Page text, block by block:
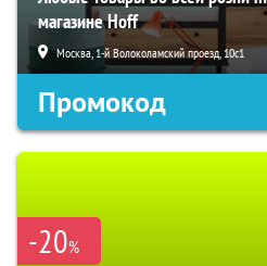
магазине Hoff
Москва, 1-й Волоколамский проезд, 10с1
Промокод
-20%